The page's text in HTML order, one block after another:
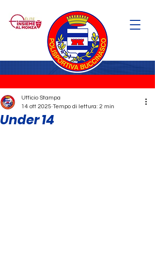
Under 14
Ufficio Stampa
14 ott 2025 Tempo di lettura: 2 min